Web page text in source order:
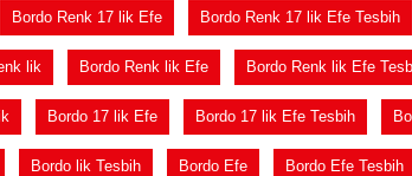
Bordo Renk 17 lik Efe Bordo Renk 17 lik Efe Tesbih
lik Bordo Renk lik Efe Bordo Renk lik Efe
Bordo 17 lik Efe Bordo 17 lik Efe Tesbih
Bordo lik Tesbih Bordo Efe Bordo Efe Tesbih